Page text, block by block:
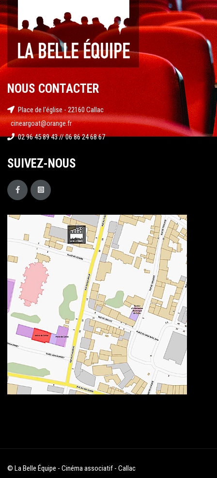
NOUS CONTACTER
Place de l'église - 22160 Callac
cineargoat@orange.fr
02 96 45 89 43 // 06 86 24 68 67
SUIVEZ-NOUS
© La Belle Équipe - Cinéma associatif - Callac